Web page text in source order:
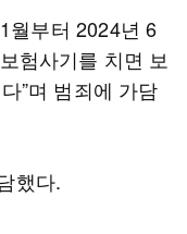
월부터 2024년 6
험사기를 치면 보
”며 범죄에 가담
했다.